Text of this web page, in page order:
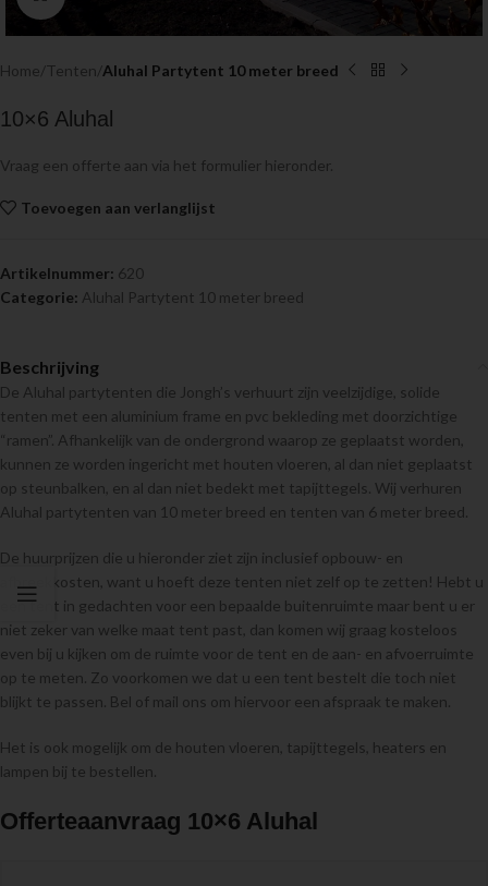
Home Tenten Aluhal Partytent 10 meter breed
10×6 Aluhal
Vraag een offerte aan via het formulier hieronder.
Toevoegen aan verlanglijst
Artikelnummer: 620
Categorie: Aluhal Partytent 10 meter breed
Beschrijving
De Aluhal partytenten die Jongh’s verhuurt zijn veelzijdige, solide
tenten met een aluminium frame en pvc bekleding met doorzichtige
“ramen”. Afhankelijk van de ondergrond waarop ze geplaatst worden,
kunnen ze worden ingericht met houten vloeren, al dan niet geplaatst
op steunbalken, en al dan niet bedekt met tapijttegels. Wij verhuren
Aluhal partytenten van 10 meter breed en tenten van 6 meter breed.
De huurprijzen die u hieronder ziet zijn inclusief opbouw- en
afbreekkosten, want u hoeft deze tenten niet zelf op te zetten! Hebt u
een tent in gedachten voor een bepaalde buitenruimte maar bent u er
niet zeker van welke maat tent past, dan komen wij graag kosteloos
even bij u kijken om de ruimte voor de tent en de aan- en afvoerruimte
op te meten. Zo voorkomen we dat u een tent bestelt die toch niet
blijkt te passen. Bel of mail ons om hiervoor een afspraak te maken.
Het is ook mogelijk om de houten vloeren, tapijttegels, heaters en
lampen bij te bestellen.
Offerteaanvraag 10×6 Aluhal